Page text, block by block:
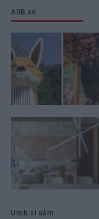
ASB.sk
Urob si sám